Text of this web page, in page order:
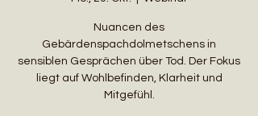
Nuancen des
Gebärdenspachdolmetschens in
sensiblen Gesprächen über Tod. Der Fokus
liegt auf Wohlbefinden, Klarheit und
Mitgefühl.